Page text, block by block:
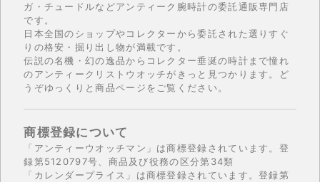
ガ・チュードルなどアンティーク腕時計の委託通販専門店
です。
日本全国のショップやコレクターから委託された選りすぐ
りの格安・掘り出し物が満載です。
伝説の名機・幻の逸品からコレクター垂涎の時計まで憧れ
のアンティークリストウオッチがきっと見つかります。ど
うぞゆっくりと商品ページをご覧ください。
商標登録について
「アンティーウオッチマン」は商標登録されています。登
録第5120797号、商品及び役務の区分第34類
「カレンダープライス」は商標登録されています。登録第